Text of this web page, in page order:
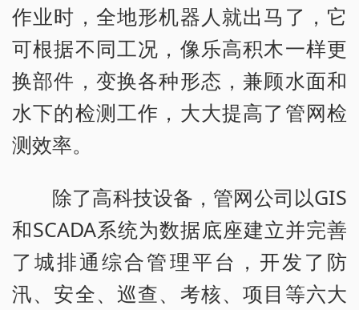
作业时，全地形机器人就出马了，它
可根据不同工况，像乐高积木一样更
换部件，变换各种形态，兼顾水面和
水下的检测工作，大大提高了管网检
测效率。
除了高科技设备，管网公司以GIS
和SCADA系统为数据底座建立并完善
了城排通综合管理平台，开发了防
汛、安全、巡查、考核、项目等六大